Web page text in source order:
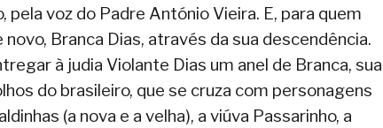
voz do Padre António Vieira. E, para quem
Branca Dias, através da sua descendência.
à judia Violante Dias um anel de Branca, sua
do brasileiro, que se cruza com personagens
(a nova e a velha), a viúva Passarinho, a